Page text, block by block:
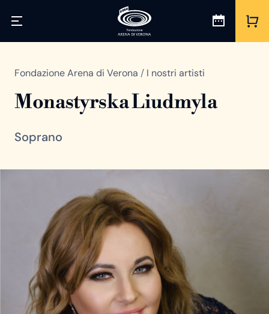
Fondazione Arena di Verona / I nostri artisti
Monastyrska Liudmyla
Soprano